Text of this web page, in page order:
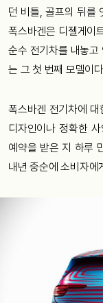
던 비틀, 골프의 뒤를
폭스바겐은 디젤게이
순수 전기차를 내놓
는 그 첫 번째 모델이
폭스바겐 전기차에
디자인이나 정확한
예약을 받은 지 하루
내년 중순에 소비자에